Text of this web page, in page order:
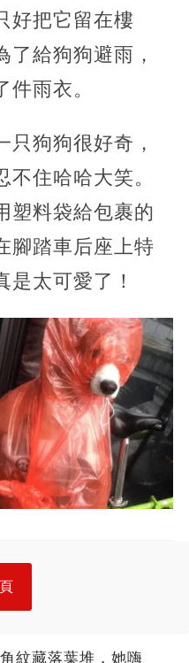
好把它留在樓
了給狗狗避雨，
雨衣。
只狗狗很好奇，
住哈哈大笑。
塑料袋給包裹的
腳踏車后座上特
是太可愛了！
紋藏落葉堆，她嗨